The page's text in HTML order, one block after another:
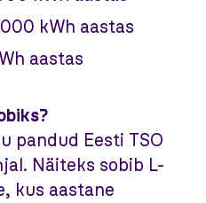
kWh aastas
aastas
pandud Eesti TSO
Näiteks sobib L-
kus aastane